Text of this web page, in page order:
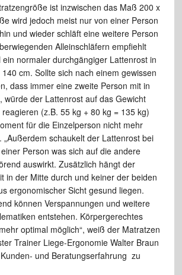
ist inzwischen das Maß 200 x
wird jedoch meist nur von einer Person
und wieder schläft eine weitere Person
Alleinschläfern empfiehlt
normaler durchgängiger Lattenrost in
cm. Sollte sich nach einem gewissen
dass immer eine zweite Person mit in
würde der Lattenrost auf das Gewicht
(z.B. 55 kg + 80 kg = 135 kg)
für die Einzelperson nicht mehr
„Außerdem schaukelt der Lattenrost bei
Person was sich auf die andere
auswirkt. Zusätzlich hängt der
in der Mitte durch und keiner der beiden
ergonomischer Sicht gesund liegen.
können Verspannungen und weitere
entstehen. Körpergerechtes
optimal möglich“, weiß der Matratzen
Trainer Liege-Ergonomie Walter Braun
und Beratungserfahrung zu